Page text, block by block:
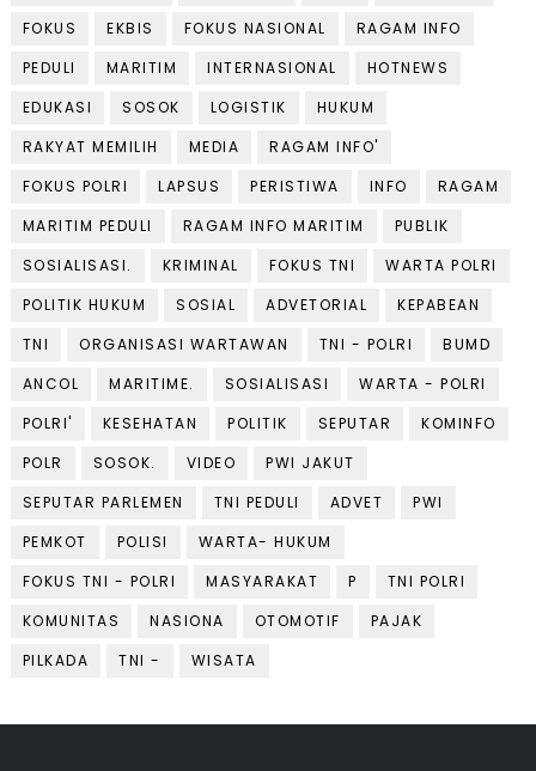
FOKUS
EKBIS FOKUS NASIONAL
RAGAM INFO
PEDULI
MARITIM INTERNASIONAL
HOTNEWS
EDUKASI
SOSOK LOGISTIK
HUKUM
RAKYAT MEMILIH
MEDIA
RAGAM INFO'
FOKUS POLRI
LAPSUS PERISTIWA INFO
RAGAM
MARITIM PEDULI
RAGAM INFO MARITIM
PUBLIK
SOSIALISASI.
KRIMINAL FOKUS TNI
WARTA POLRI
POLITIK HUKUM
SOSIAL ADVETORIAL
KEPABEAN
TNI
ORGANISASI WARTAWAN TNI - POLRI
BUMD
ANCOL
MARITIME. SOSIALISASI
WARTA - POLRI
POLRI'
KESEHATAN POLITIK SEPUTAR
KOMINFO
POLR
SOSOK. VIDEO
PWI JAKUT
SEPUTAR PARLEMEN
TNI PEDULI ADVET
PWI
PEMKOT
POLISI
WARTA- HUKUM
FOKUS TNI - POLRI
MASYARAKAT P
TNI POLRI
KOMUNITAS
NASIONA OTOMOTIF
PAJAK
PILKADA
TNI - WISATA